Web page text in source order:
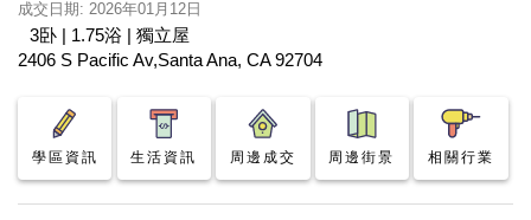
成交日期: 2026年01月12日
3卧 | 1.75浴 | 獨立屋
2406 S Pacific Av,Santa Ana, CA 92704
學區資訊 生活資訊 周邊成交 周邊街景 相關行業